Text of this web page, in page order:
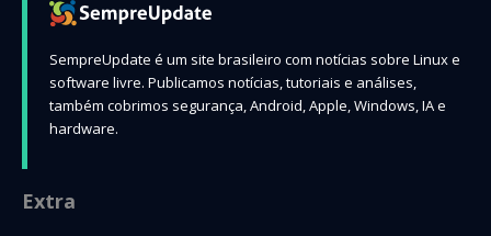
SempreUpdate é um site brasileiro com notícias sobre Linux e
software livre. Publicamos notícias, tutoriais e análises,
também cobrimos segurança, Android, Apple, Windows, IA e
hardware.
Extra